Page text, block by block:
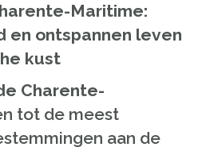
Maritime:
en ontspannen leven
kust
Charente-
tot de meest
aan de